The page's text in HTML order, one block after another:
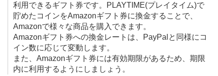
利用できるギフト券です。PLAYTIME(プレイタイム)で
貯めたコインをAmazonギフト券に換金することで、
Amazonで様々な商品を購入できます。
Amazonギフト券への換金レートは、PayPalと同様にコ
イン数に応じて変動します。
また、Amazonギフト券には有効期限があるため、期限
内に利用するようにしましょう。